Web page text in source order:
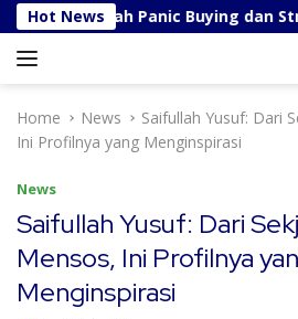
k
Hot News
Cegah Panic Buying dan Stres
Home News
Saifullah Yusuf: Dari
Ini Profilnya yang Menginspirasi
News
Saifullah Yusuf: Dari
Mensos, Ini Profilnya
Menginspirasi